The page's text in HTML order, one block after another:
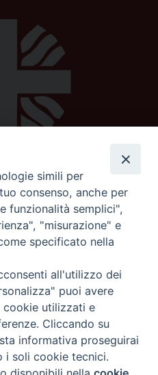
Preferenze Cookie
simili per
consenso, anche per
funzionalità semplici",
"misurazione" e
specificato nella
all'utilizzo dei
puoi avere
cookie utilizzati e
Cliccando su
informativa proseguirai
i soli cookie tecnici.